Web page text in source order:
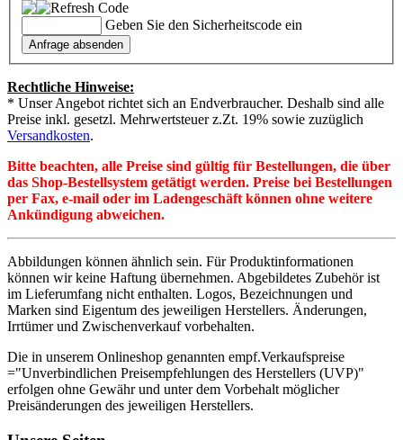
Geben Sie den Sicherheitscode ein
Rechtliche Hinweise:
* Unser Angebot richtet sich an Endverbraucher. Deshalb sind alle
Preise inkl. gesetzl. Mehrwertsteuer z.Zt. 19% sowie zuzüglich
Versandkosten.
Bitte beachten, alle Preise sind gültig für Bestellungen, die über
das Shop-Bestellsystem getätigt werden. Preise bei Bestellungen
per Fax, e-mail oder im Ladengeschäft können ohne weitere
Ankündigung abweichen.
Abbildungen können ähnlich sein. Für Produktinformationen
können wir keine Haftung übernehmen. Abgebildetes Zubehör ist
im Lieferumfang nicht enthalten. Logos, Bezeichnungen und
Marken sind Eigentum des jeweiligen Herstellers. Änderungen,
Irrtümer und Zwischenverkauf vorbehalten.
Die in unserem Onlineshop genannten empf.Verkaufspreise
="Unverbindlichen Preisempfehlungen des Herstellers (UVP)"
erfolgen ohne Gewähr und unter dem Vorbehalt möglicher
Preisänderungen des jeweiligen Herstellers.